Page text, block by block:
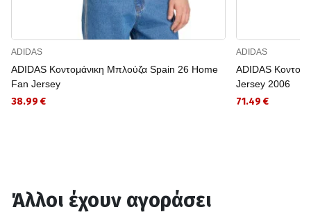
ADIDAS
ADIDAS Κοντομάνικη Μπλούζα Spain 26 Home
Fan Jersey
38.99 €
ADIDAS
ADIDAS
Jersey 2006
71.49 €
Άλλοι έχουν αγοράσει